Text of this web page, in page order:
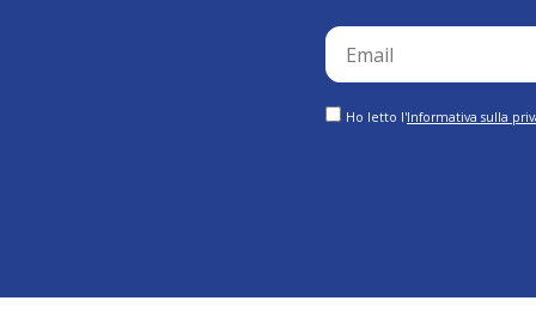
email
GDPR
Ho letto l'Informativa sulla